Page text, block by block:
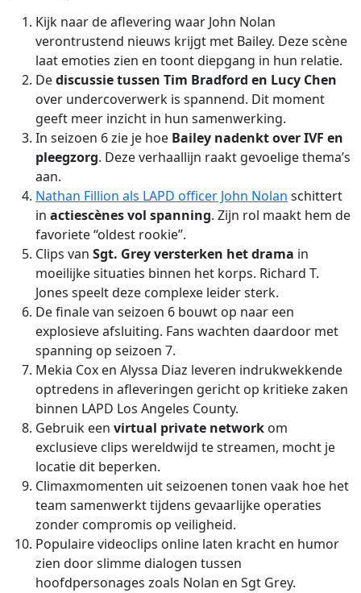
Kijk naar de aflevering waar John Nolan
verontrustend nieuws krijgt met Bailey. Deze scène
laat emoties zien en toont diepgang in hun relatie.
Dediscussie tussen Tim Bradford en Lucy Chen
over undercoverwerk is spannend. Dit moment
geeft meer inzicht in hun samenwerking.
In seizoen 6 zie je hoe Bailey nadenkt over IVF en
pleegzorg. Deze verhaallijn raakt gevoelige thema’s
aan.
Nathan Fillion als LAPD officer John Nolan schittert
in actiescènes vol spanning. Zijn rol maakt hem de
favoriete “oldest rookie”.
Clips van Sgt. Grey versterken het drama in
moeilijke situaties binnen het korps. Richard T.
Jones speelt deze complexe leider sterk.
De finale van seizoen 6 bouwt op naar een
explosieve afsluiting. Fans wachten daardoor met
spanning op seizoen 7.
Mekia Cox en Alyssa Diaz leveren indrukwekkende
optredens in afleveringen gericht op kritieke zaken
binnen LAPD Los Angeles County.
Gebruik een virtual private network om
exclusieve clips wereldwijd te streamen, mocht je
locatie dit beperken.
Climaxmomenten uit seizoenen tonen vaak hoe het
team samenwerkt tijdens gevaarlijke operaties
zonder compromis op veiligheid.
Populaire videoclips online laten kracht en humor
zien door slimme dialogen tussen
hoofdpersonages zoals Nolan en Sgt Grey.